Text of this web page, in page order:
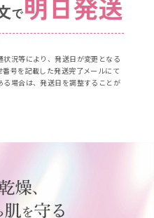
況等により、発送日が変更となる
号を記載した発送完了メールにて
場合は、発送日を調整することが